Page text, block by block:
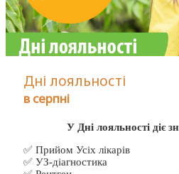
Дні лояльності
в серпні
У Дні лояльності діє
✅ Прийом Усіх лікарів
✅ УЗ-діагностика